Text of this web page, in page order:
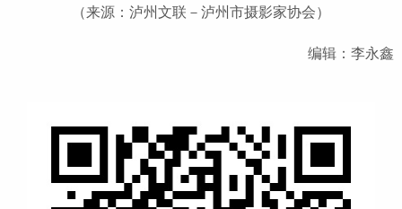
（来源：泸州文联－泸州市摄影家协会）
编辑：李永鑫